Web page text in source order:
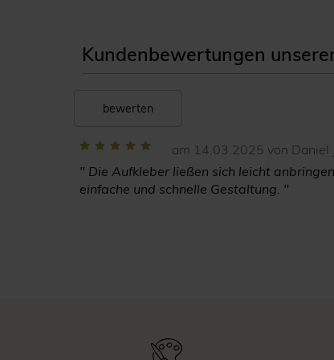
Kundenbewertungen
bewerten
am 14.03.2025 von Daniel J.
" Die Aufkleber ließen sich leicht
einfache und schnelle Gestaltung. "